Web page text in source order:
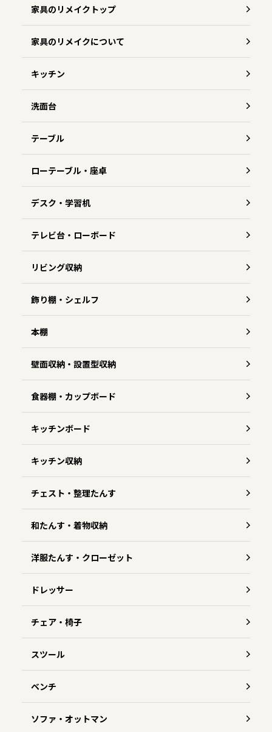
家具のリメイクトップ
家具のリメイクについて
キッチン
洗面台
テーブル
ローテーブル・座卓
デスク・学習机
テレビ台・ローボード
リビング収納
飾り棚・シェルフ
本棚
壁面収納・設置型収納
食器棚・カップボード
キッチンボード
キッチン収納
チェスト・整理たんす
和たんす・着物収納
洋服たんす・クローゼット
ドレッサー
チェア・椅子
スツール
ベンチ
ソファ・オットマン